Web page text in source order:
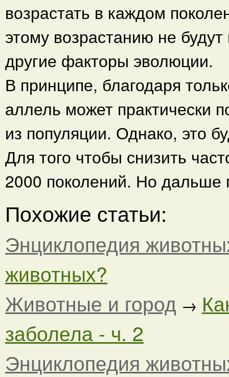
возрастать в каждом
этому возрастанию не
другие факторы эволюции.
В принципе, благодаря
аллель может практически
из популяции. Однако, это
Для того чтобы снизить
2000 поколений. Но
Похожие статьи:
Энциклопедия
животных?
Животные и город →
заболела - ч. 2
Энциклопедия